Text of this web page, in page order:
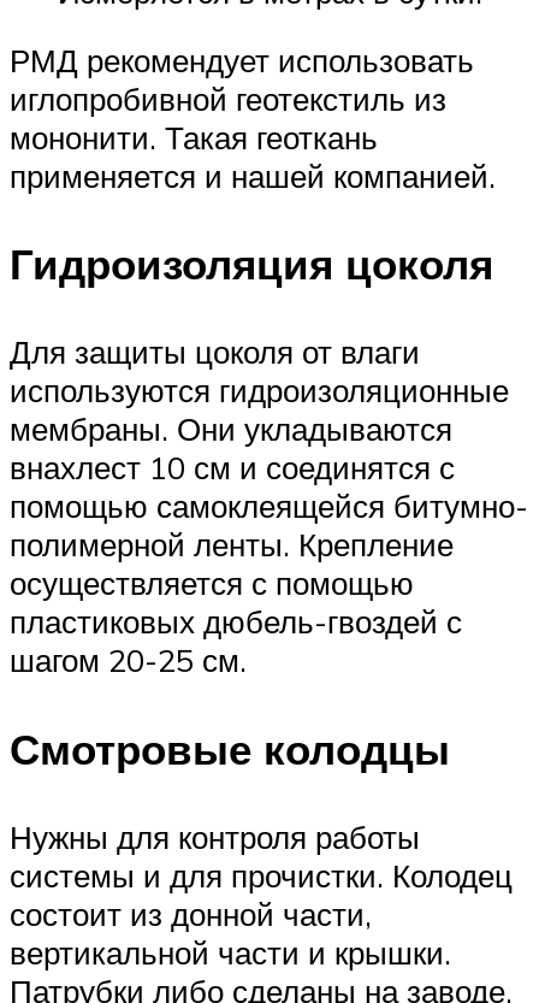
РМД рекомендует использовать
иглопробивной геотекстиль из
мононити. Такая геоткань
применяется и нашей компанией.
Гидроизоляция цоколя
Для защиты цоколя от влаги
используются гидроизоляционные
мембраны. Они укладываются
внахлест 10 см и соединятся с
помощью самоклеящейся битумно-
полимерной ленты. Крепление
осуществляется с помощью
пластиковых дюбель-гвоздей с
шагом 20-25 см.
Смотровые колодцы
Нужны для контроля работы
системы и для прочистки. Колодец
состоит из донной части,
вертикальной части и крышки.
Патрубки либо сделаны на заводе,